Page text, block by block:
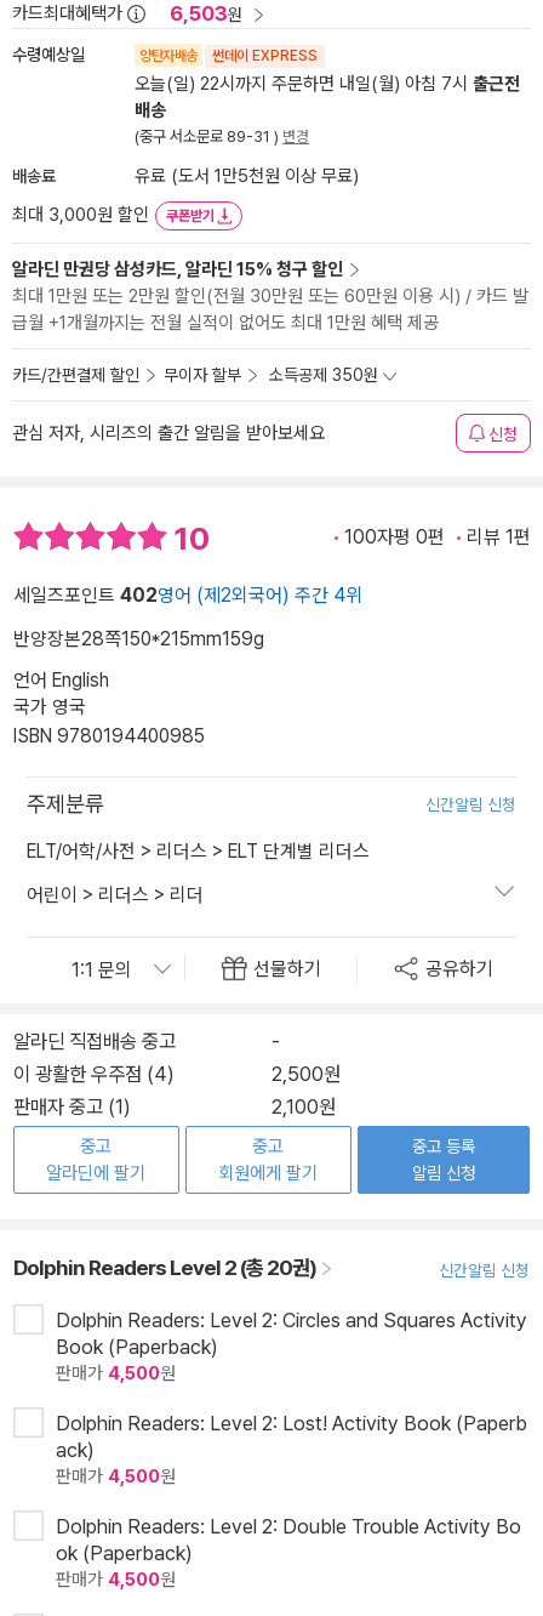
카드최대혜택가 6,503원
수령예상일 양탄자배송 썬데이 EXPRESS
오늘(일) 22시까지 주문하면 내일(월) 아침 7시 출근전
배송
(중구 서소문로 89-31 ) 변경
배송료
유료 (도서 1만5천원 이상 무료)
최대 3,000원 할인
쿠폰받기
알라딘 만권당 삼성카드, 알라딘 15% 청구 할인
최대 1만원 또는 2만원 할인(전월 30만원 또는 60만원 이용 시) / 카드 발
급월 +1개월까지는 전월 실적이 없어도 최대 1만원 혜택 제공
카드/간편결제 할인 무이자 할부 소득공제 350원
관심 저자, 시리즈의 출간 알림을 받아보세요 신청
10 100자평 0편 리뷰 1편
세일즈포인트 402영어 (제2외국어) 주간 4위
반양장본28쪽150*215mm159g
언어 English
국가 영국
ISBN 9780194400985
주제분류 신간알림 신청
ELT/어학/사전 > 리더스 > ELT 단계별 리더스
어린이 > 리더스 > 리더
선물하기 공유하기
알라딘 직접배송 중고
-
이 광활한 우주점 (4)
2,500원
판매자 중고 (1)
2,100원
중고
알라딘에 팔기
중고
회원에게 팔기
중고 등록
알림 신청
Dolphin Readers Level 2 (총 20권) 신간알림 신청
Dolphin Readers: Level 2: Circles and Squares Activity
Book (Paperback)
판매가 4,500원
Dolphin Readers: Level 2: Lost! Activity Book (Paperb
ack)
판매가 4,500원
Dolphin Readers: Level 2: Double Trouble Activity Bo
ok (Paperback)
판매가 4,500원